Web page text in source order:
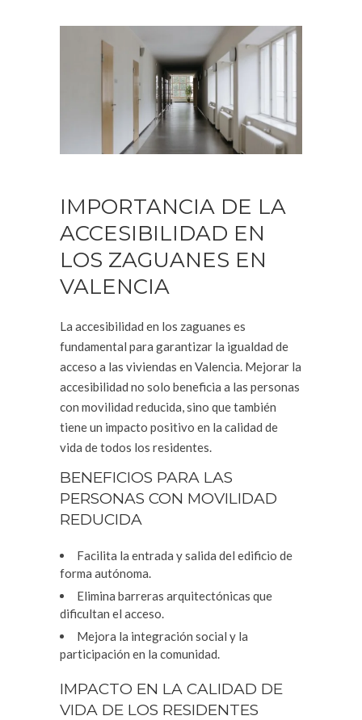
IMPORTANCIA DE LA
ACCESIBILIDAD EN
LOS ZAGUANES EN
VALENCIA
La accesibilidad en los zaguanes es
fundamental para garantizar la igualdad de
acceso a las viviendas en Valencia. Mejorar la
accesibilidad no solo beneficia a las personas
con movilidad reducida, sino que también
tiene un impacto positivo en la calidad de
vida de todos los residentes.
BENEFICIOS PARA LAS
PERSONAS CON MOVILIDAD
REDUCIDA
Facilita la entrada y salida del edificio de
forma autónoma.
Elimina barreras arquitectónicas que
dificultan el acceso.
Mejora la integración social y la
participación en la comunidad.
IMPACTO EN LA CALIDAD DE
VIDA DE LOS RESIDENTES